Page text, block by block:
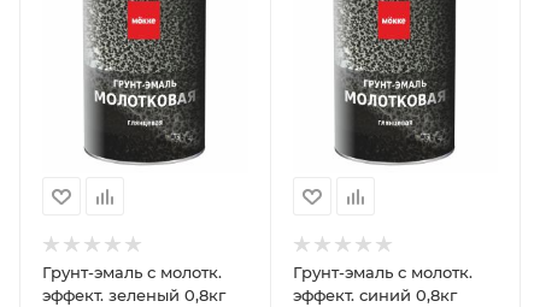
Грунт-эмаль с молотк.
эффект. зеленый 0,8кг
Грунт-эмаль с молотк.
эффект. синий 0,8кг